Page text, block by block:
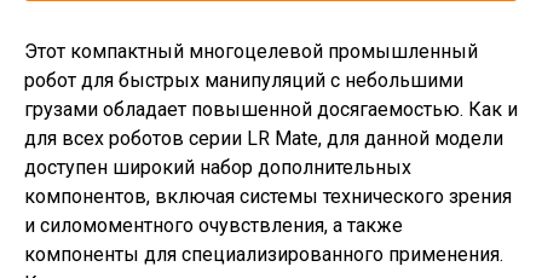
Этот компактный многоцелевой промышленный
робот для быстрых манипуляций с небольшими
грузами обладает повышенной досягаемостью. Как и
для всех роботов серии LR Mate, для данной модели
доступен широкий набор дополнительных
компонентов, включая системы технического зрения
и силомоментного очувствления, а также
компоненты для специализированного применения.